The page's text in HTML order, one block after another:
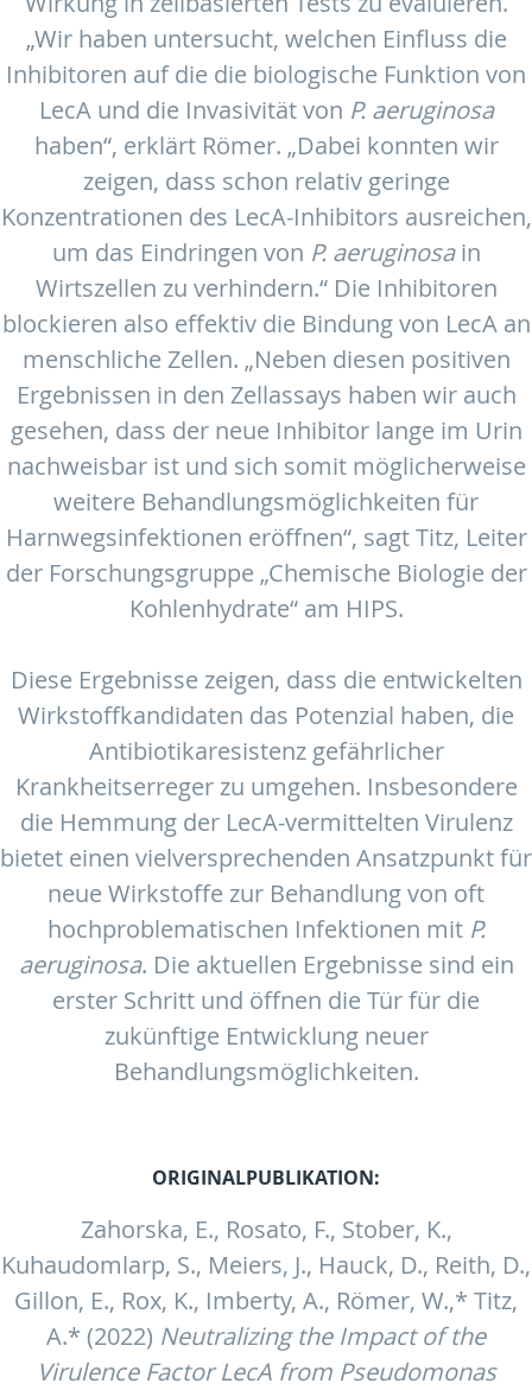
„Wir haben untersucht, welchen Einfluss die
Inhibitoren auf die die biologische Funktion von
LecA und die Invasivität von P. aeruginosa
haben“, erklärt Römer. „Dabei konnten wir
zeigen, dass schon relativ geringe
Konzentrationen des LecA-Inhibitors ausreichen,
um das Eindringen von P. aeruginosain
Wirtszellen zu verhindern.“ Die Inhibitoren
blockieren also effektiv die Bindung von LecA an
menschliche Zellen. „Neben diesen positiven
Ergebnissen in den Zellassays haben wir auch
gesehen, dass der neue Inhibitor lange im Urin
nachweisbar ist und sich somit möglicherweise
weitere Behandlungsmöglichkeiten für
Harnwegsinfektionen eröffnen“, sagt Titz, Leiter
der Forschungsgruppe „Chemische Biologie der
Kohlenhydrate“ am HIPS.
Diese Ergebnisse zeigen, dass die entwickelten
Wirkstoffkandidaten das Potenzial haben, die
Antibiotikaresistenz gefährlicher
Krankheitserreger zu umgehen. Insbesondere
die Hemmung der LecA-vermittelten Virulenz
bietet einen vielversprechenden Ansatzpunkt für
neue Wirkstoffe zur Behandlung von oft
hochproblematischen Infektionen mit P.
aeruginosa. Die aktuellen Ergebnisse sind ein
erster Schritt und öffnen die Tür für die
zukünftige Entwicklung neuer
Behandlungsmöglichkeiten.
ORIGINALPUBLIKATION:
Zahorska, E., Rosato, F., Stober, K.,
Kuhaudomlarp, S., Meiers, J., Hauck, D., Reith, D.,
Gillon, E., Rox, K., Imberty, A., Römer, W.,* Titz,
A.* (2022) Neutralizing the Impact of the
Virulence Factor LecA from Pseudomonas